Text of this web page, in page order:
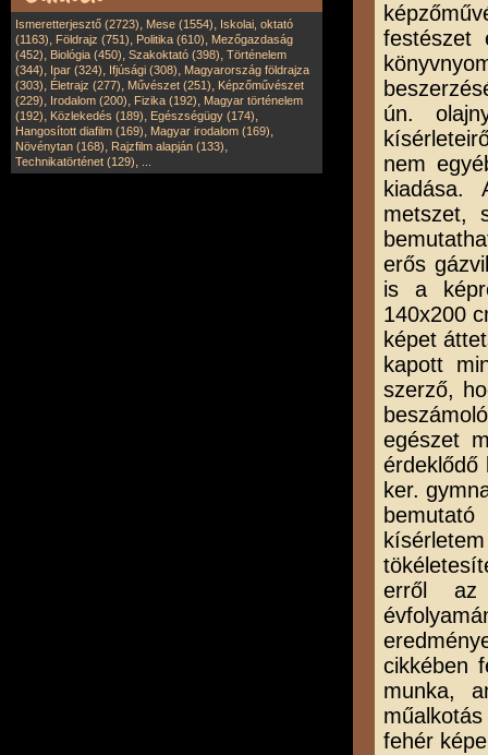
Ismeretterjesztő (2723), Mese (1554), Iskolai, oktató
(1163), Földrajz (751), Politika (610), Mezőgazdaság
(452), Biológia (450), Szakoktató (398), Történelem
(344), Ipar (324), Ifjúsági (308), Magyarország földrajza
(303), Életrajz (277), Művészet (251), Képzőművészet
(229), Irodalom (200), Fizika (192), Magyar történelem
(192), Közlekedés (189), Egészségügy (174),
Hangosított diafilm (169), Magyar irodalom (169),
Növénytan (168), Rajzfilm alapján (133),
Technikatörténet (129),
festészet
ún.
nem
kiadása.
metszet,
erős
is a
140x200
képet
kapott
szerző,
egészet
érdeklődő
ker.
erről az
cikkében
munka,
fehér